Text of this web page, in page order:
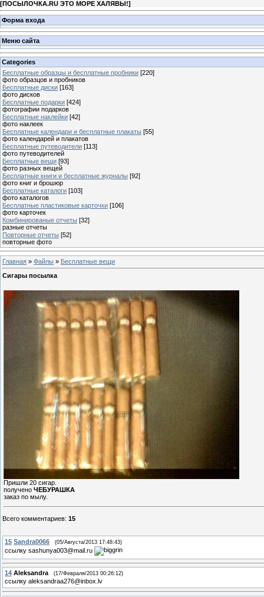
[ПОСЫЛОЧКА.RU ЭТО МОРЕ ХАЛЯВЫ!]
Форма входа
Меню сайта
Categories
Бесплатные образцы и бесплатные пробники [220]
фото образцов и пробников
Бесплатные диски [163]
фото дисков
Бесплатные подарки [424]
фотографии подарков
Бесплатные наклейки [42]
фото наклеек
Бесплатные календари и бесплатные плакаты [55]
фото календарей и плакатов
Бесплатные путеводители [113]
фото путеводителей
Бесплатные вещи [93]
фото разных вещей
Бесплатные книги и бесплатные журналы [92]
фото книг и брошюр
Бесплатные каталоги [103]
фото каталогов
Бесплатные пластиковые карточки [106]
фото карточек
Комбинированые отчеты [32]
разные отчеты
Повторные отчеты [52]
повторные фото
Главная » Файлы » Бесплатные вещи
Сигары посылка
Пришли 20 сигар.
получено ЧЕБУРАШКА
заказ по мылу.
Всего комментариев: 15
15 Sandra0066 (05/Августа/2013 17:48:43)
ссылку sashunya003@mail.ru
14 Aleksandra (17/Февраля/2013 00:26:12)
ссылку aleksandraa276@inbox.lv